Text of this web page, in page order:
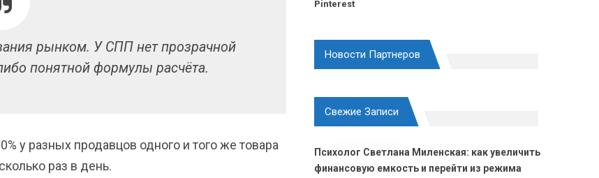
рынком. У СПП нет прозрачной
понятной формулы расчёта.
у разных продавцов одного и того же товара
раз в день.
Pinterest
Новости Партнеров
Свежие Записи
Психолог Светлана Миленская: как увеличить
финансовую емкость и перейти из режима